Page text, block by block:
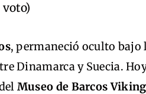
, permaneció oculto bajo
Dinamarca y Suecia.
Museo de Barcos